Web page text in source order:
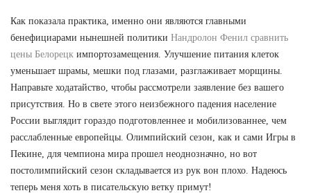
Как показала практика, именно они являются главными
бенефициарами нынешней политики Нандролон Фенил сравнить
цены Белорецк импортозамещения. Улучшение питания клеток
уменьшает шрамы, мешки под глазами, разглаживает морщины.
Направьте ходатайство, чтобы рассмотрели заявление без вашего
присутствия. Но в свете этого неизбежного падения население
России выглядит гораздо подготовленнее и мобилизованнее, чем
расслабленные европейцы. Олимпийский сезон, как и сами Игры в
Пекине, для чемпиона мира прошел неоднозначно, но вот
постолимпийский сезон складывается из рук вон плохо. Надеюсь
теперь меня хоть в писательскую ветку примут!